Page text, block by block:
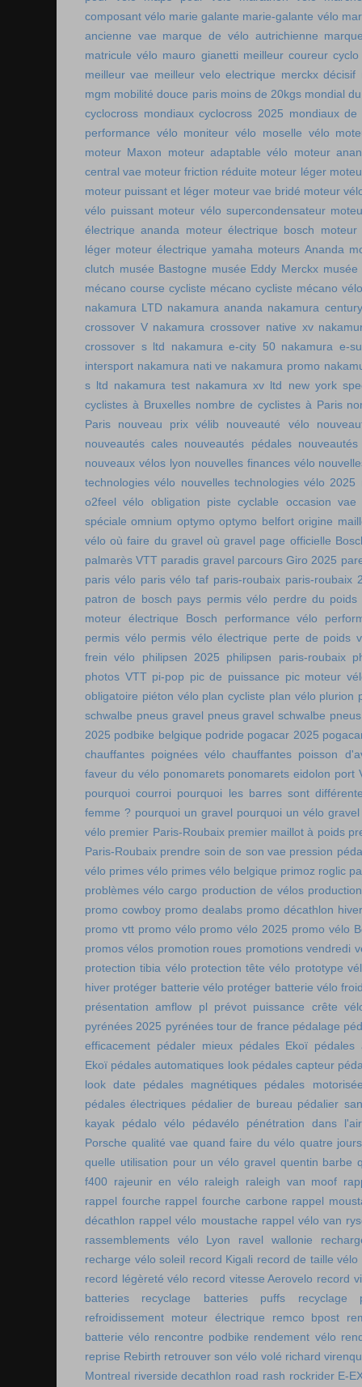
composant vélo marie galante marie-galante vélo
ancienne vae marque de vélo autrichienne
matricule vélo mauro gianetti meilleur coureur
meilleur vae meilleur velo electrique merckx décisif
mgm mobilité douce paris moins de 20kgs mondial
cyclocross mondiaux cyclocross 2025 mondiaux de
performance vélo moniteur vélo moselle vélo
moteur Maxon
moteur adaptable vélo
moteur
central vae moteur friction réduite moteur léger
moteur puissant et léger moteur vae bridé moteur
vélo puissant moteur vélo supercondensateur
électrique ananda
moteur électrique bosch
moteur
léger moteur électrique yamaha moteurs Ananda
clutch musée Bastogne musée Eddy Merckx
mécano course cycliste mécano cycliste mécano vélo
nakamura LTD nakamura ananda nakamura
crossover V nakamura crossover native xv
crossover s ltd
nakamura e-city 50 nakamura e-
intersport nakamura nati ve nakamura promo
s ltd nakamura test nakamura xv ltd
new york
cyclistes à Bruxelles nombre de cyclistes à Paris
Paris
nouveau prix vélib nouveauté vélo
nouveautés cales nouveautés pédales
nouveaux vélos lyon nouvelles finances vélo
technologies vélo nouvelles technologies vélo 2025
o2feel vélo
obligation piste cyclable
occasion vae
spéciale omnium optymo optymo belfort origine
vélo où faire du gravel où gravel page officielle
palmarès VTT paradis gravel parcours Giro 2025
paris vélo paris vélo taf paris-roubaix paris-roubaix
patron de bosch pays permis vélo perdre du poids
moteur électrique Bosch
performance vélo
permis vélo permis vélo électrique perte de poids
frein vélo
philipsen 2025 philipsen paris-roubaix
photos VTT pi-pop pic de puissance pic moteur
obligatoire piéton vélo plan cycliste plan vélo plurion
schwalbe pneus gravel pneus gravel schwalbe
2025 podbike belgique podride pogacar 2025
chauffantes poignées vélo chauffantes poisson
faveur du vélo ponomarets ponomarets eidolon port
pourquoi courroi pourquoi les barres sont
femme ? pourquoi un gravel pourquoi un vélo gravel
vélo premier Paris-Roubaix premier maillot à poids
Paris-Roubaix prendre soin de son vae pression
vélo primes vélo primes vélo belgique primoz roglic
problèmes vélo cargo production de vélos
promo cowboy promo dealabs promo décathlon hiver
promo vtt promo vélo promo vélo 2025 promo vélo
promos vélos promotion roues promotions vendredi
protection tibia vélo protection tête vélo prototype
hiver protéger batterie vélo protéger batterie vélo
présentation amflow pl
prévot puissance crête
pyrénées 2025 pyrénées tour de france pédalage
efficacement pédaler mieux pédales Ekoï pédales
Ekoï pédales automatiques look pédales capteur
look date
pédales magnétiques
pédales
pédales électriques pédalier de bureau pédalier
kayak
pédalo vélo pédavélo
pénétration dans l'air
Porsche qualité vae quand faire du vélo quatre
quelle utilisation pour un vélo gravel quentin barbe
f400 rajeunir en vélo raleigh raleigh van moof
rappel fourche rappel fourche carbone rappel
décathlon rappel vélo moustache rappel vélo van
rassemblements vélo Lyon
ravel wallonie
recharge vélo soleil record Kigali record de taille vélo
record légèreté vélo record vitesse Aerovelo record
batteries
recyclage batteries puffs
recyclage
refroidissement moteur électrique
remco bpost
batterie vélo rencontre podbike rendement vélo
reprise Rebirth retrouver son vélo volé richard
Montreal riverside decathlon road rash rockrider E-